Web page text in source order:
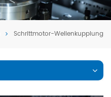
Schrittmotor-Wellenkupplung